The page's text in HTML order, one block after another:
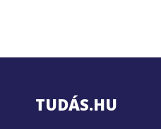
TUDÁS.HU